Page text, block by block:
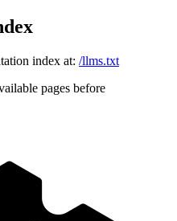
index at: /llms.txt
pages before